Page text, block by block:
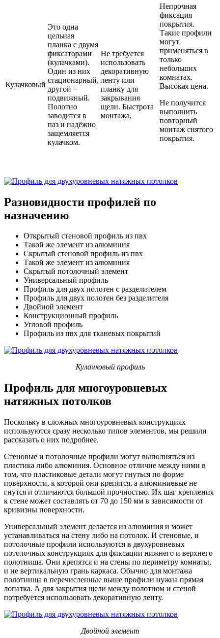
Кулачковый
Это одна
цельная
планка с двумя
фиксаторами
(кулачками).
Один из них
стационарный,
другой –
подвижный.
Полотно
заводится в
паз и надёжно
защемляется
кулачком.
Не требуется
использовать
декоративную
ленту или
планку для
закрывания
щели. Быстрота
монтажа.
Непрочная
фиксация
покрытия.
Такие профили
могут
применяться в
только
небольших
комнатах.
Высокая цена.
Не получится
выполнить
повторный
монтаж снятого
покрытия.
Разновидности профилей по
назначению
Открытый стеновой профиль из пвх
Такой же элемент из алюминия
Скрытый стеновой профиль из пвх
Такой же элемент из алюминия
Скрытый потолочный элемент
Универсальный профиль
Профиль для двух полотен с разделителем
Профиль для двух полотен без разделителя
Двойной элемент
Конструкционный профиль
Угловой профиль
Профиль из пвх для тканевых покрытий
Кулачковый профиль
Профиль для многоуровневых
натяжных потолков
Поскольку в сложных многоуровневых конструкциях
используются сразу несколько типов элементов, мы решили
рассказать о них подробнее.
Стеновые и потолочные профили могут выполняться из
пластика либо алюминия. Основное отличие между ними в
том, что пластиковые детали могут гнуться по форме
поверхности, к которой они крепятся, а алюминиевые не
гнутся и отличаются большой прочностью. Их шаг крепления
к стене может составлять от 70 до 150 мм в зависимости от
кривизны поверхности.
Универсальный элемент делается из алюминия и может
устанавливаться на стену либо на потолок. И стеновые, и
потолочные профили используются в двухуровневых
потолочных конструкциях для фиксации нижнего и верхнего
полотнища. Они крепятся и на стены по периметру комнаты,
и не вертикальную грань каркаса. Обычно для монтажа
полотнища в перечисленные выше профили нужна прямая
лопатка. А для закрытия щели между полотном и стеной
потребуется использовать декоративную ленту.
Двойной элемент